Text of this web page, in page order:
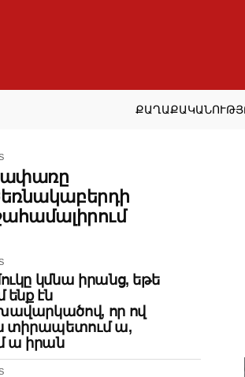
կմնա իրանց, եթե
ենք էն
որ ով
տիրապետում ա,
ա իրան